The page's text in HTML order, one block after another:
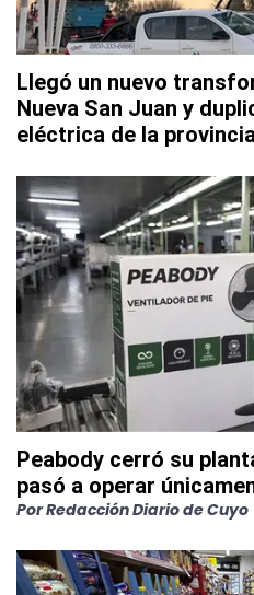
Llegó un nuevo
Nueva San Juan y
eléctrica de la
Peabody cerró su
pasó a operar
PorRedacción Diario de Cuyo